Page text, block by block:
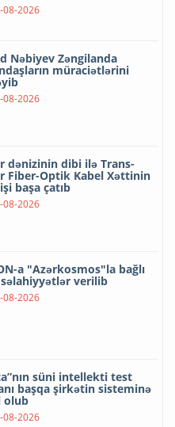
08-2026
Nəbiyev Zəngilanda
müraciətlərini
08-2026
dənizinin dibi ilə Trans-
Fiber-Optik Kabel Xəttinin
başa çatıb
08-2026
a "Azərkosmos"la bağlı
verilib
08-2026
süni intellekti test
başqa şirkətin sisteminə
olub
08-2026